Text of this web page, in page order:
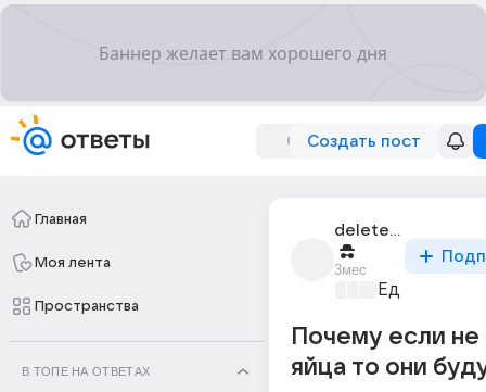
Создать пост
Главная
Моя лента
Пространства
В ТОПЕ НА ОТВЕТАХ
deleted_353609744_
3мес
Едариум
Почему если не
яйца то они